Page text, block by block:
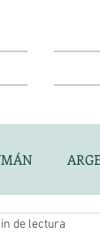
de lectura